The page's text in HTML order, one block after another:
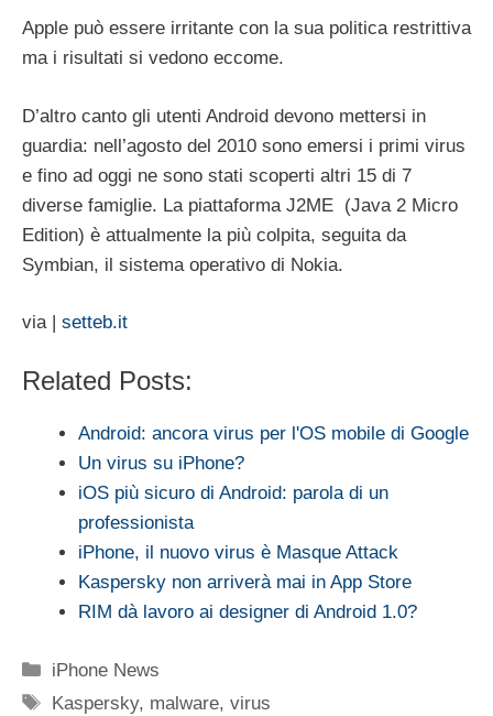
Apple può essere irritante con la sua politica restrittiva
ma i risultati si vedono eccome.
D’altro canto gli utenti Android devono mettersi in
guardia: nell’agosto del 2010 sono emersi i primi virus
e fino ad oggi ne sono stati scoperti altri 15 di 7
diverse famiglie. La piattaforma J2ME (Java 2 Micro
Edition) è attualmente la più colpita, seguita da
Symbian, il sistema operativo di Nokia.
via | setteb.it
Related Posts:
Android: ancora virus per l'OS mobile di Google
Un virus su iPhone?
iOS più sicuro di Android: parola di un
professionista
iPhone, il nuovo virus è Masque Attack
Kaspersky non arriverà mai in App Store
RIM dà lavoro ai designer di Android 1.0?
Categorie
iPhone News
Tag
Kaspersky, malware,virus